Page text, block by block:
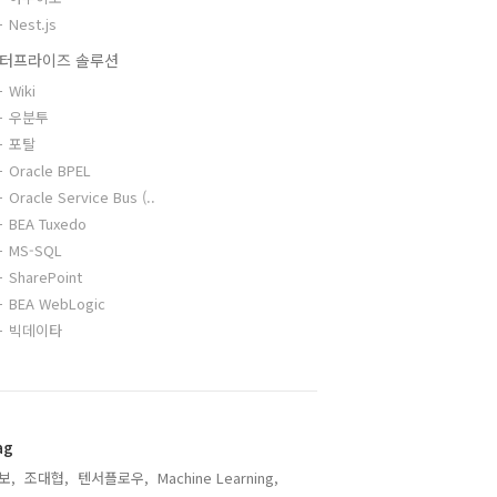
Nest.js
프라이즈 솔루션
Wiki
우분투
포탈
Oracle BPEL
Oracle Service Bus (..
BEA Tuxedo
MS-SQL
SharePoint
BEA WebLogic
빅데이타
, 조대협, 텐서플로우, Machine Learning,